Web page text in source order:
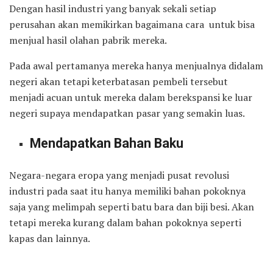
Dengan hasil industri yang banyak sekali setiap
perusahan akan memikirkan bagaimana cara untuk bisa
menjual hasil olahan pabrik mereka.
Pada awal pertamanya mereka hanya menjualnya didalam
negeri akan tetapi keterbatasan pembeli tersebut
menjadi acuan untuk mereka dalam berekspansi ke luar
negeri supaya mendapatkan pasar yang semakin luas.
Mendapatkan Bahan Baku
Negara-negara eropa yang menjadi pusat revolusi
industri pada saat itu hanya memiliki bahan pokoknya
saja yang melimpah seperti batu bara dan biji besi. Akan
tetapi mereka kurang dalam bahan pokoknya seperti
kapas dan lainnya.